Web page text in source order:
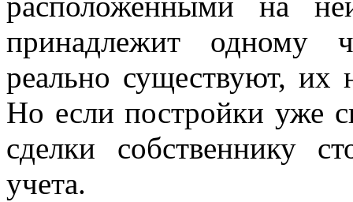
принадлежит одному
реально существуют, их
Но если постройки уже
сделки собственнику
учета.